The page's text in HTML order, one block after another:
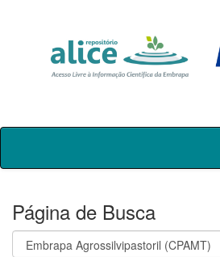
Skip
Página de Busca